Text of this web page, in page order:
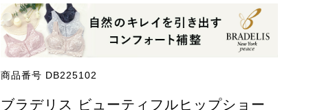
商品番号 DB225102
ブラデリス ビューティフルヒップショー